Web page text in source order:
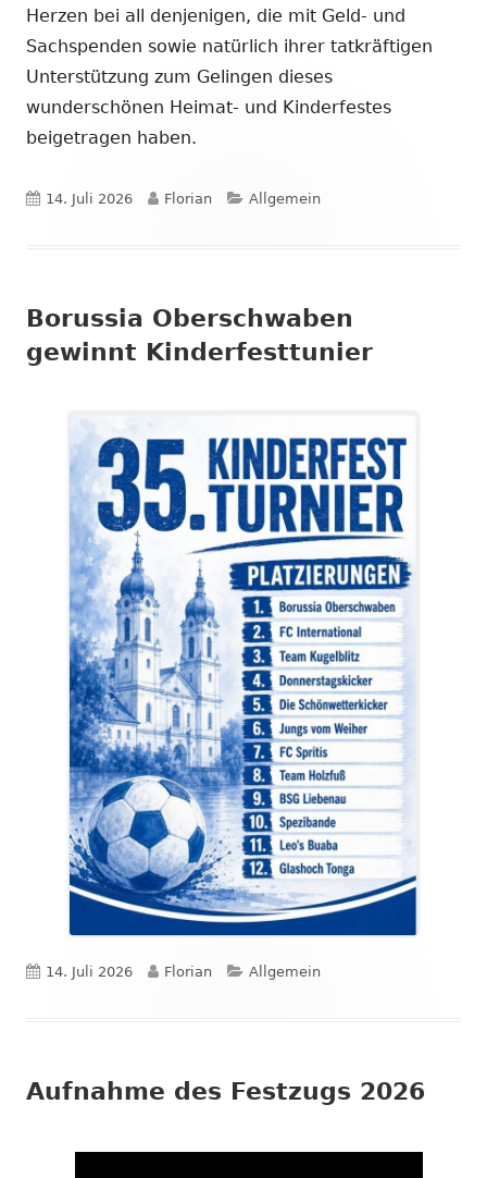
Herzen bei all denjenigen, die mit Geld- und
Sachspenden sowie natürlich ihrer tatkräftigen
Unterstützung zum Gelingen dieses
wunderschönen Heimat- und Kinderfestes
beigetragen haben.
Veröffentlicht
14. Juli 2026 Autor
Florian Kategorien
Allgemein
Borussia Oberschwaben
gewinnt Kinderfesttunier
Veröffentlicht
14. Juli 2026 Autor
Florian Kategorien
Allgemein
Aufnahme des Festzugs 2026